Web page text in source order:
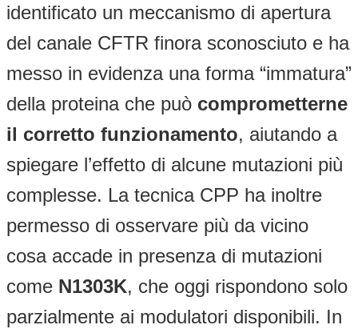
identificato un meccanismo di apertura
del canale CFTR finora sconosciuto e ha
messo in evidenza una forma “immatura”
della proteina che può comprometterne
il corretto funzionamento, aiutando a
spiegare l’effetto di alcune mutazioni più
complesse. La tecnica CPP ha inoltre
permesso di osservare più da vicino
cosa accade in presenza di mutazioni
come N1303K, che oggi rispondono solo
parzialmente ai modulatori disponibili. In